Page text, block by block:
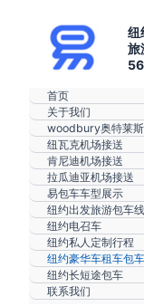
纽
旅
首页
关于我们
woodbury奥特莱
纽瓦克机场接送
肯尼迪机场接送
拉瓜迪亚机场接送
易包车车型展示
纽约出发旅游包车
纽约电召车
纽约私人定制行程
纽约豪华车租车包
纽约长短途包车
联系我们